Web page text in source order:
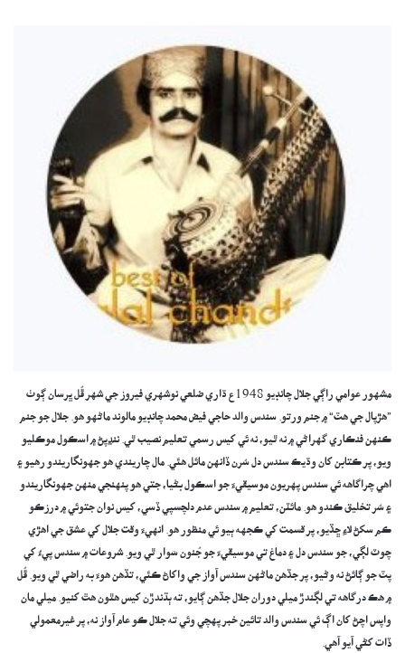
مشهور عوامي راڳي جلال چانڊيو 1948ع ڌاري ضلعي نوشهري فيروز جي شهر ڦُل ڀرسان ڳوٺ
”هڙپال جي هٽ“ ۾ جنم ورتو. سندس والد حاجي فيض محمد چانڊيو مالوند ماڻهو هو. جلال جو جنم
ڪنهن فنڪاري گهراڻي ۾ نه ٿيو، نه ئي کيس رسمي تعليم نصيب ٿي. ننڍپڻ ۾ اسڪول موڪليو
ويو، پر ڪتابن کان وڌيڪ سندس دل سُرن ڏانهن مائل هئي. مال چاريندي هو جهونگاريندو رهيو ۽
اهي چراگاهه ئي سندس پهريون موسيقيءَ جو اسڪول بڻيا، جتي هو پنهنجي منهن جهونگاريندو
۽ سُر تخليق ڪندو هو. مائٽن، تعليم ۾ سندس عدم دلچسپي ڏسي، کيس نوان جتوئي ۾ درزڪو
ڪم سکڻ لاءِ ڇڏيو، پر قسمت کي ڪجهه ٻيو ئي منظور هو. انهيءَ وقت جلال کي عشق جي اهڙي
چوٽ لڳي، جو سندس دل ۽ دماغ تي موسيقيءَ جو جُنون سَوار ٿي ويو. شروعات ۾ سندس پيءُ کي
پٽ جو ڳائڻ نه وڻيو، پر جڏهن ماڻهن سندس آواز جي واکاڻ ڪئي، تڏهن هوءَ به راضي ٿي ويو. ڦُل
۾ هڪ درگاهه تي لڳندڙ ميلي دوران جلال جڏهن ڳايو، ته ٻڌندڙن کيس هٿون هٿ کنيو. ميلي مان
واپس اچڻ کان اڳ ئي سندس والد تائين خبر پهچي وئي ته جلال ڪو عام آواز نه، پر غيرمعمولي
ڏات کڻي آيو آهي.